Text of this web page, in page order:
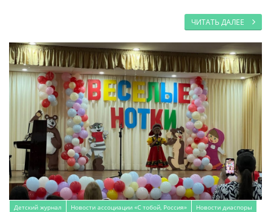
ЧИТАТЬ ДАЛЕЕ
Детский журнал Новости ассоциации «С тобой, Россия»
Новости диаспоры